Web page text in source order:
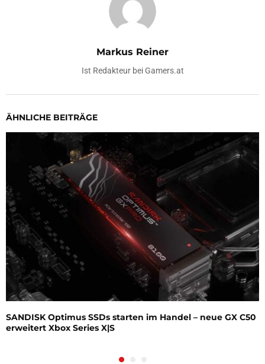
Markus Reiner
Ist Redakteur bei Gamers.at
ÄHNLICHE BEITRÄGE
SANDISK Optimus SSDs starten im Handel – neue GX C50
erweitert Xbox Series X|S